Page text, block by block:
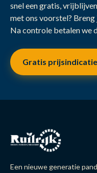
snel een gratis,
met ons voorstel?
Na controle betalen we
Gratis prijsindicatie
Een nieuwe generatie